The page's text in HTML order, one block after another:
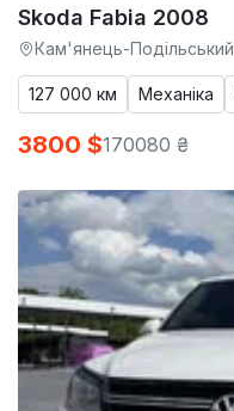
Skoda Fabia 2008
Кам'янець-Подільський
127 000 км Механіка
3800 $170080 ₴